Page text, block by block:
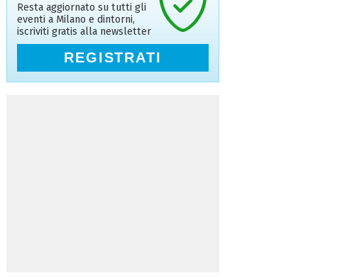
Resta aggiornato su tutti gli
eventi a Milano e dintorni,
iscriviti gratis alla newsletter
REGISTRATI